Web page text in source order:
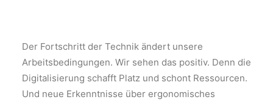
Der Fortschritt der Technik ändert unsere
Arbeitsbedingungen. Wir sehen das positiv. Denn die
Digitalisierung schafft Platz und schont Ressourcen.
Und neue Erkenntnisse über ergonomisches